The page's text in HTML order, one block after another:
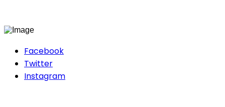
Facebook
Twitter
Instagram